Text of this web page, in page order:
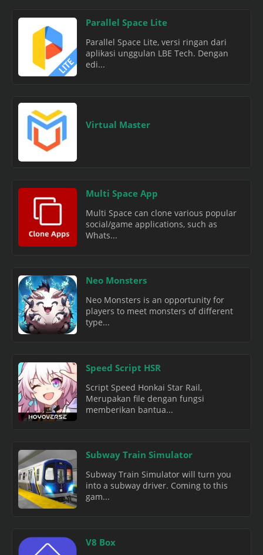
Parallel Space Lite
Parallel Space Lite, versi ringan dari
aplikasi unggulan LBE Tech. Dengan
edi...
Virtual Master
Multi Space App
Multi Space can clone various popular
social/game applications, such as
Whats...
Neo Monsters
Neo Monsters is an opportunity for
players to meet monsters of different
type...
Speed Script HSR
Script Speed Honkai Star Rail,
Merupakan file dengan fungsi
memberikan bantua...
Subway Train Simulator
Subway Train Simulator will turn you
into a subway driver. Coming to this
gam...
V8 Box